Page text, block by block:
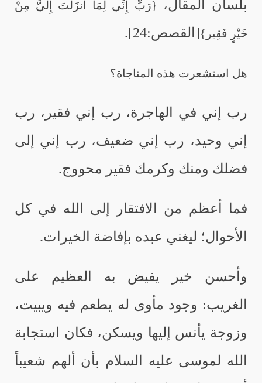
بلسان المقال، {رَبِّ إِنِّي لِمَا أَنزَلْتَ إِلَيَّ مِنْ
خَيْرٍ فَقِير}[القصص:24].
هل استشعرت هذه المناجاة؟
رب إني في الهاجرة، رب إني فقير، رب
إني وحيد، رب إني ضعيف، رب إني إلى
فضلك ومنك وكرمك فقير محووج.
فما أعظم من الافتقار إلى الله في كل
الأحوال؛ ليغني عبده بإفاضة الخيرات.
وأحسن خير يفيض به العظيم على
الغريب: وجود مأوى له يطعم فيه ويبيت،
وزوجة يأنس إليها ويسكن، فكان استجابة
الله لموسى عليه السلام بأن ألهم شعيباً